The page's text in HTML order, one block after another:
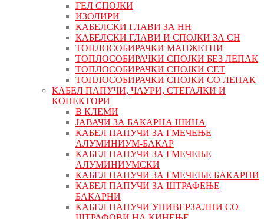
ГЕЛ СПОЈКИ
ИЗОЛИРИ
КАБЕЛСКИ ГЛАВИ ЗА НН
КАБЕЛСКИ ГЛАВИ И СПОЈКИ ЗА СН
ТОПЛОСОБИРАЧКИ МАНЖЕТНИ
ТОПЛОСОБИРАЧКИ СПОЈКИ БЕЗ ЛЕПАК
ТОПЛОСОБИРАЧКИ СПОЈКИ СЕТ
ТОПЛОСОБИРАЧКИ СПОЈКИ СО ЛЕПАК
КАБЕЛ ПАПУЧИ, ЧАУРИ, СТЕГАЛКИ И
КОНЕКТОРИ
В КЛЕМИ
ЈАВАЧИ ЗА БАКАРНА ШИНА
КАБЕЛ ПАПУЧИ ЗА ГМЕЧЕЊЕ
АЛУМИНИУМ-БАКАР
КАБЕЛ ПАПУЧИ ЗА ГМЕЧЕЊЕ
АЛУМИНИУМСКИ
КАБЕЛ ПАПУЧИ ЗА ГМЕЧЕЊЕ БАКАРНИ
КАБЕЛ ПАПУЧИ ЗА ШТРАФЕЊЕ
БАКАРНИ
КАБЕЛ ПАПУЧИ УНИВЕРЗАЛНИ СО